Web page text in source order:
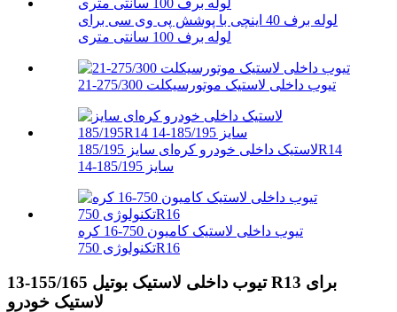
لوله برف 40 اینچی با پوشش پی وی سی برای
لوله برف 100 سانتی متری
تیوب داخلی لاستیک موتورسیکلت 275/300-21
لاستیک داخلی خودرو کره‌ای سایز 185/195R14
سایز 185/195-14
تیوب داخلی لاستیک کامیون 750-16 کره
تکنولوژی 750R16
تیوب داخلی لاستیک بوتیل 155/165-13 R13 برای
لاستیک خودرو